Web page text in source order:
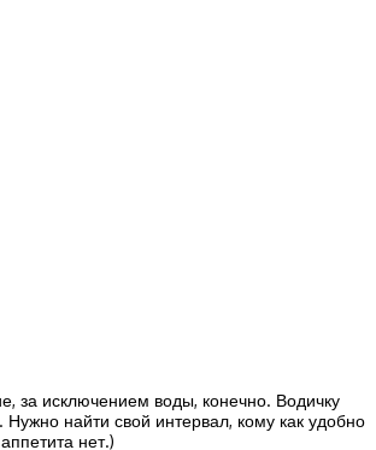
за исключением воды, конечно. Водичку
найти свой интервал, кому как удобно
нет.)